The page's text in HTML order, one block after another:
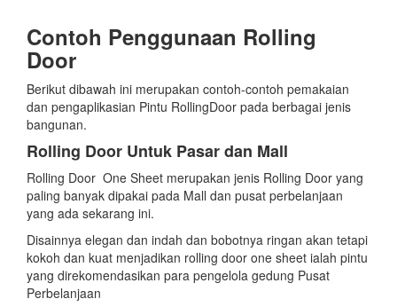
Contoh Penggunaan Rolling
Door
Berikut dibawah ini merupakan contoh-contoh pemakaian
dan pengaplikasian Pintu RollingDoor pada berbagai jenis
bangunan.
Rolling Door Untuk Pasar dan Mall
Rolling Door One Sheet merupakan jenis Rolling Door yang
paling banyak dipakai pada Mall dan pusat perbelanjaan
yang ada sekarang ini.
Disainnya elegan dan indah dan bobotnya ringan akan tetapi
kokoh dan kuat menjadikan rolling door one sheet ialah pintu
yang direkomendasikan para pengelola gedung Pusat
Perbelanjaan